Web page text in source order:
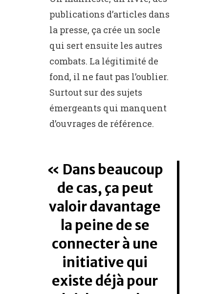
publications d’articles dans
la presse, ça crée un socle
qui sert ensuite les autres
combats. La légitimité de
fond, il ne faut pas l’oublier.
Surtout sur des sujets
émergeants qui manquent
d’ouvrages de référence.
Dans beaucoup
de cas, ça peut
valoir davantage
la peine de se
connecter à une
initiative qui
existe déjà pour